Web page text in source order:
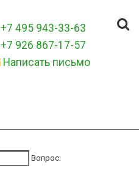
+7 495 943-33-63
+7 926 867-17-57
Написать письмо
Вопрос: